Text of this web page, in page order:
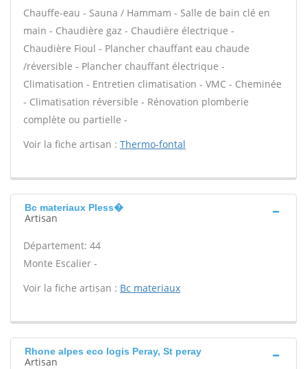
Chauffe-eau - Sauna / Hammam - Salle de bain clé en
main - Chaudière gaz - Chaudière électrique -
Chaudière Fioul - Plancher chauffant eau chaude
/réversible - Plancher chauffant électrique -
Climatisation - Entretien climatisation - VMC - Cheminée
- Climatisation réversible - Rénovation plomberie
complète ou partielle -
Voir la fiche artisan : Thermo-fontal
Bc materiaux Pless�
Artisan
Département: 44
Monte Escalier -
Voir la fiche artisan : Bc materiaux
Rhone alpes eco logis Peray, St peray
Artisan